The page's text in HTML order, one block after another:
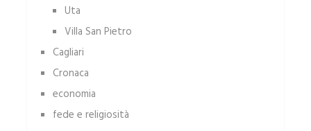
Uta
Villa San Pietro
Cagliari
Cronaca
economia
fede e religiosità